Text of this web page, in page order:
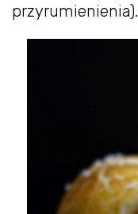
przyrumienienia).